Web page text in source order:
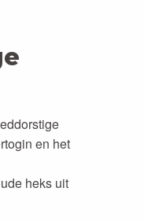
en het
heks uit